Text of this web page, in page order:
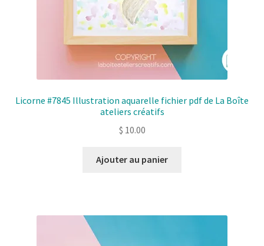
Licorne #7845 Illustration aquarelle fichier pdf de La Boîte
ateliers créatifs
$ 10.00
Ajouter au panier